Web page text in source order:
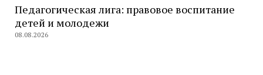
Педагогическая лига: правовое воспитание
детей и молодежи
08.08.2026